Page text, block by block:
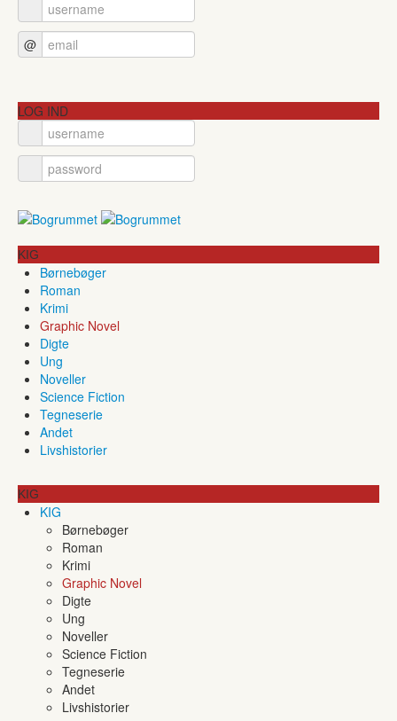
@
LOG IND
KIG
Børnebøger
Roman
Krimi
Graphic Novel
Digte
Ung
Noveller
Science Fiction
Tegneserie
Andet
Livshistorier
KIG
KIG
Børnebøger
Roman
Krimi
Graphic Novel
Digte
Ung
Noveller
Science Fiction
Tegneserie
Andet
Livshistorier